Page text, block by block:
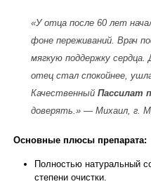
«У отца после 60 лет
фоне переживаний. Врач
мягкую поддержку сердца.
отец стал спокойнее,
КачественныйПассилат
доверять.» —Михаил, г.
Основные плюсы препарата:
Полностью натуральный
степени очистки.